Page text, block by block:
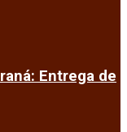
Entrega de